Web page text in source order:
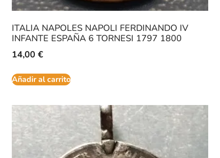
ITALIA NAPOLES NAPOLI FERDINANDO IV
INFANTE ESPAÑA 6 TORNESI 1797 1800
14,00 €
Añadir al carrito